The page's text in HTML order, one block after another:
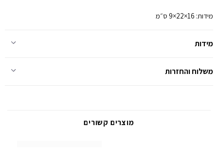
מידות: 16×22×9 ס״מ
מידות
משלוח והחזרות
מוצרים קשורים